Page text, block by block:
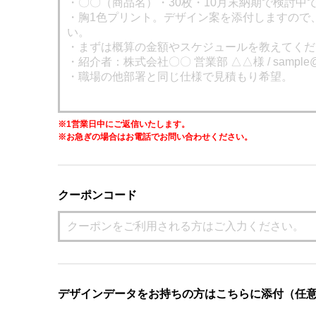
※1営業日中にご返信いたします。
※お急ぎの場合はお電話でお問い合わせください。
クーポンコード
デザインデータをお持ちの方はこちらに添付（任